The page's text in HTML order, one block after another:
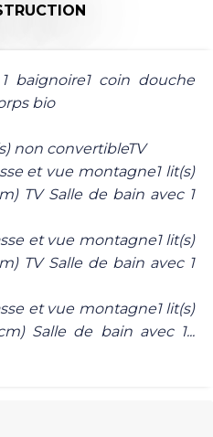
baignoire1 coin douche
bio
non convertibleTV
et vue montagne1 lit(s)
TV Salle de bain avec 1
et vue montagne1 lit(s)
TV Salle de bain avec 1
et vue montagne1 lit(s)
Salle de bain avec 1...